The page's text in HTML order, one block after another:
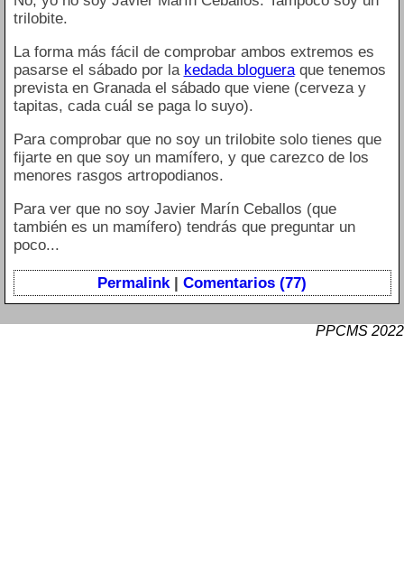
trilobite.
La forma más fácil de comprobar ambos extremos es
pasarse el sábado por la kedada blogueraque tenemos
prevista en Granada el sábado que viene (cerveza y
tapitas, cada cuál se paga lo suyo).
Para comprobar que no soy un trilobite solo tienes que
fijarte en que soy un mamífero, y que carezco de los
menores rasgos artropodianos.
Para ver que no soy Javier Marín Ceballos (que
también es un mamífero) tendrás que preguntar un
poco...
Permalink | Comentarios (77)
PPCMS 2022